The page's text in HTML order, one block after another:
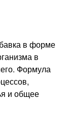
в форме
в
Формула
и общее